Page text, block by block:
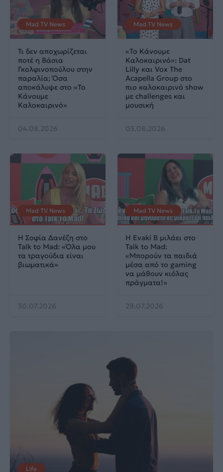
Mad TV News
Τι δεν αποχωρίζεται
ποτέ η Βάσια
Γκολφινοπούλου στην
παραλία; Όσα
αποκάλυψε στο «Το
Κάνουμε
Καλοκαιρινό»
04.08.2026
Mad TV News
«Το Κάνουμε
Καλοκαιρινό»: Dat
Lilly και Vox The
Acapella Group στο
πιο καλοκαιρινό show
με challenges και
μουσική
03.08.2026
Mad TV News
H Σοφία Δανέζη στο
Talk to Mad: «Όλα μου
τα τραγούδια είναι
βιωματικά»
30.07.2026
Mad TV News
Η Evaki B μιλάει στο
Talk to Mad:
«Μπορούν τα παιδιά
μέσα από το gaming
να μάθουν κιόλας
πράγματα!»
29.07.2026
Life